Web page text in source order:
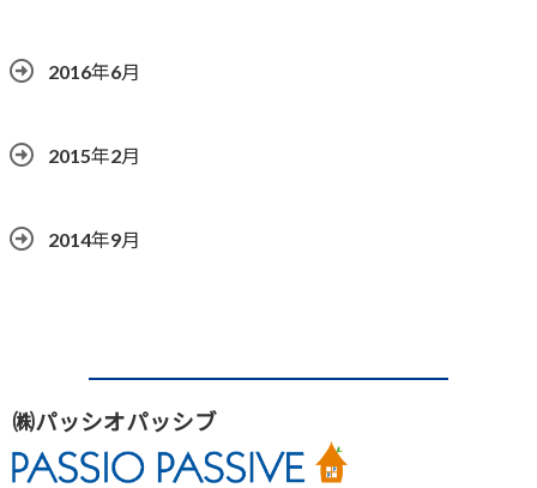
2016年6月
2015年2月
2014年9月
㈱パッシオパッシブ